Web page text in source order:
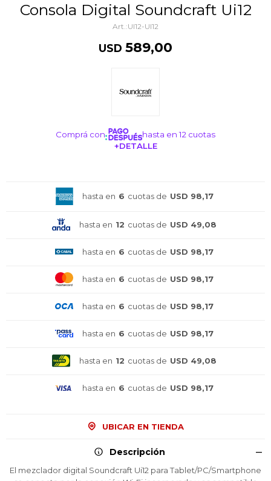
Consola Digital Soundcraft Ui12
UI12-UI12
USD 589,00
Comprá con
hasta en 12 cuotas
+DETALLE
hasta en 6 cuotas de USD 98,17
hasta en 12 cuotas de USD 49,08
hasta en 6 cuotas de USD 98,17
hasta en 6 cuotas de USD 98,17
hasta en 6 cuotas de USD 98,17
hasta en 6 cuotas de USD 98,17
hasta en 12 cuotas de USD 49,08
hasta en 6 cuotas de USD 98,17
UBICAR EN TIENDA
Descripción
El mezclador digital Soundcraft Ui12 para Tablet/PC/Smartphone